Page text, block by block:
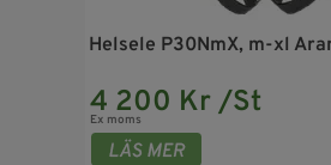
Helsele P30NmX, m-xl
4 200 Kr /St
Ex moms